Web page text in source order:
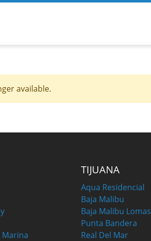
available.
Marina
TIJUANA
Aqua Residencial
Baja Malibu
Baja Malibu Lomas
Punta Bandera
Real Del Mar